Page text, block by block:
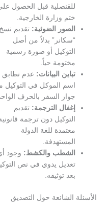
قبل الحصول على
وزارة الخارجية.
الضوئية:تقديم نسخ
بدلاً من أصل
أو صورة رسمية
حياً.
البيانات:عدم تطابق
الموكل في التوكيل مع
السفر بالحرف الواحد.
الترجمة:تقديم
دون ترجمة قانونية
للغة الدولة
والكشط:وجود أي
يدوي في نص التوكيل
الشائعة حول التصديق